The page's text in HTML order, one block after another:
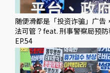
随便滑都是「投资诈骗」广
法可管？feat. 刑事警察局预防
EP.54